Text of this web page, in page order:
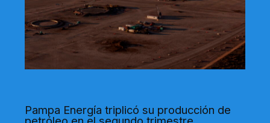
Pampa Energía triplicó su producción de